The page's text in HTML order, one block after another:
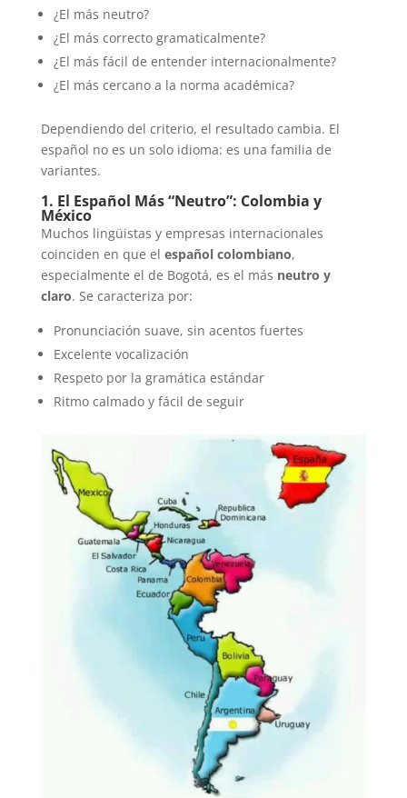
¿El más neutro?
¿El más correcto gramaticalmente?
¿El más fácil de entender internacionalmente?
¿El más cercano a la norma académica?
Dependiendo del criterio, el resultado cambia. El
español no es un solo idioma: es una familia de
variantes.
1. El Español Más “Neutro”: Colombia y
México
Muchos lingüistas y empresas internacionales
coinciden en que el español colombiano,
especialmente el de Bogotá, es el más neutro y
claro. Se caracteriza por:
Pronunciación suave, sin acentos fuertes
Excelente vocalización
Respeto por la gramática estándar
Ritmo calmado y fácil de seguir